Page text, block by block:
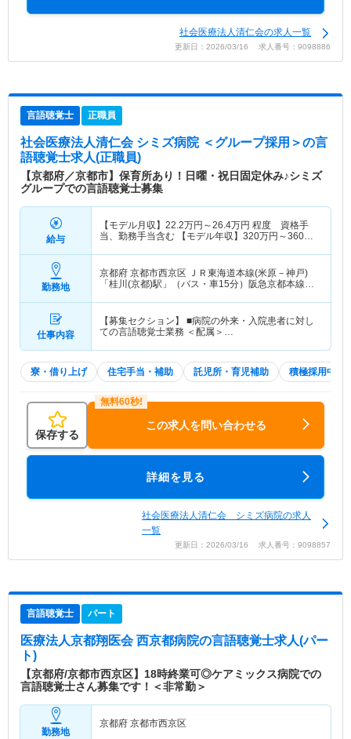
社会医療法人清仁会の求人一覧
更新日：2026/03/16 求人番号：9098886
言語聴覚士 正職員
社会医療法人清仁会 シミズ病院 ＜グループ採用＞の言
語聴覚士求人(正職員)
【京都府／京都市】保育所あり！日曜・祝日固定休み♪シミズ
グループでの言語聴覚士募集
給与
【モデル月収】 22.2万円～26.4万円 程度 資格手
当、勤務手当含む 【モデル年収】 320万円～360万
勤務地
京都府 京都市西京区 ＪＲ東海道本線(米原－神戸)
「桂川(京都)駅」（バス・車15分）阪急京都本線
仕事内容
【募集セクション】 ■病院の外来・入院患者に対し
ての言語聴覚士業務 ＜配属＞…
寮・借り上げ 住宅手当・補助 託児所・育児補助 積極採用中
保存する
この求人を問い合わせる
詳細を見る
社会医療法人清仁会 シミズ病院の求人
一覧
更新日：2026/03/16 求人番号：9098857
言語聴覚士 パート
医療法人京都翔医会 西京都病院の言語聴覚士求人(パー
ト)
【京都府/京都市西京区】18時終業可◎ケアミックス病院での
言語聴覚士さん募集です！＜非常勤＞
勤務地
京都府 京都市西京区